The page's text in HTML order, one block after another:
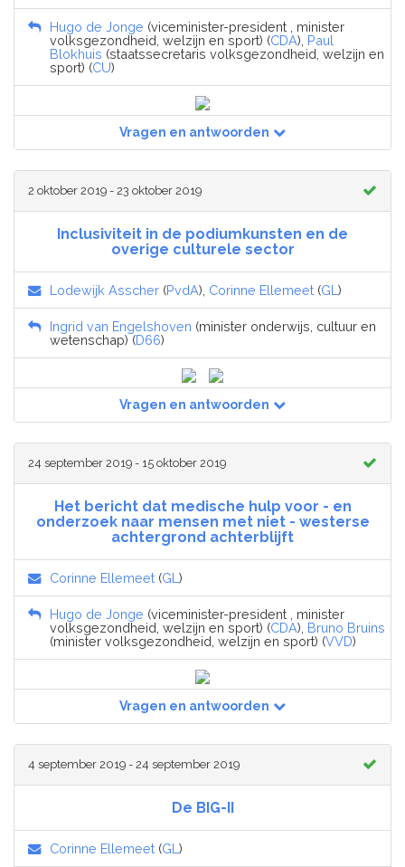
Hugo de Jonge (viceminister-president , minister
volksgezondheid, welzijn en sport) (CDA), Paul
Blokhuis (staatssecretaris volksgezondheid, welzijn en
sport) (CU)
Vragen en antwoorden
2 oktober 2019 - 23 oktober 2019
Inclusiviteit in de podiumkunsten en de
overige culturele sector
Lodewijk Asscher (PvdA), Corinne Ellemeet (GL )
Ingrid van Engelshoven (minister onderwijs, cultuur en
wetenschap) (D66)
Vragen en antwoorden
24 september 2019 - 15 oktober 2019
Het bericht dat medische hulp voor - en
onderzoek naar mensen met niet - westerse
achtergrond achterblijft
Corinne Ellemeet (GL )
Hugo de Jonge (viceminister-president , minister
volksgezondheid, welzijn en sport) (CDA), Bruno Bruins
(minister volksgezondheid, welzijn en sport) (VVD)
Vragen en antwoorden
4 september 2019 - 24 september 2019
De BIG-II
Corinne Ellemeet (GL )